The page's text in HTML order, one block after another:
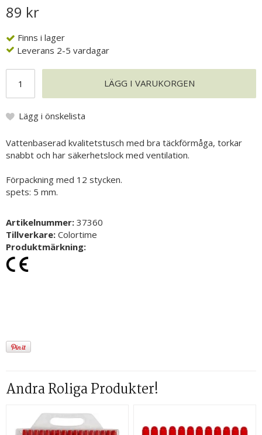
89 kr
Finns i lager
Leverans 2-5 vardagar
LÄGG I VARUKORGEN
Lägg i önskelista
Vattenbaserad kvalitetstusch med bra täckförmåga, torkar
snabbt och har säkerhetslock med ventilation.
Förpackning med 12 stycken.
spets: 5 mm.
Artikelnummer: 37360
Tillverkare: Colortime
Produktmärkning:
Andra Roliga Produkter!